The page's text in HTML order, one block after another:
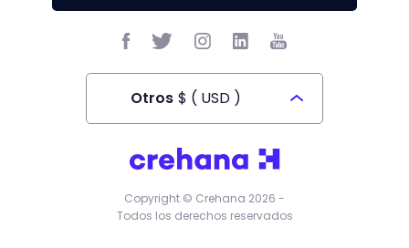
Otros $ ( USD )
Todos los derechos reservados